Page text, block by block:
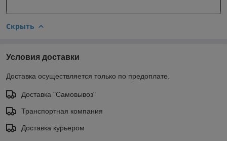
Скрыть
Условия доставки
Доставка осуществляется только по предоплате.
Доставка "Самовывоз"
Транспортная компания
Доставка курьером